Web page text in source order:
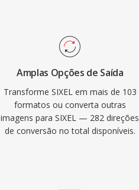
Amplas Opções de Saída
Transforme SIXEL em mais de 103
formatos ou converta outras
imagens para SIXEL — 282 direções
de conversão no total disponíveis.